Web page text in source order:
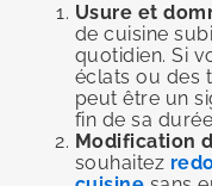
Usure et
de cuisine
quotidien. Si
éclats ou des
peut être un
fin de sa
Modification
souhaitez